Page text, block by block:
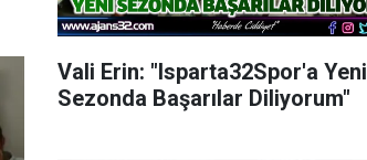
Vali Erin: "Isparta32Spor'a Yeni
Sezonda Başarılar Diliyorum"